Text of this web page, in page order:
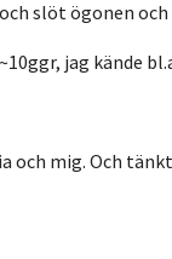
slöt ögonen och
, jag kände
och mig. Och